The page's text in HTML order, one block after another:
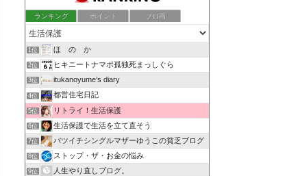
ランキング ポイント ブロ画
1位 ほ の か
2位 ヒキニートナマポ孤独死まっしぐら
3位 itukanoyume’s diary
4位 都営住宅日記
5位 リトライ！生活保護
6位 生活保護で生活を立て直そう
7位 バツイチシングルマザーゆうこの貧乏ブログ
8位 ストップ・ザ・お金の悩み
9位 人生やり直しブログ。